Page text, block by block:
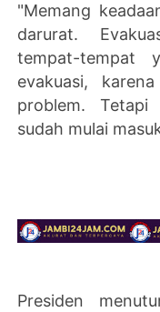
"Memang
darurat.
tempat-tempat
evakuasi,
problem.
sudah mulai
Presiden